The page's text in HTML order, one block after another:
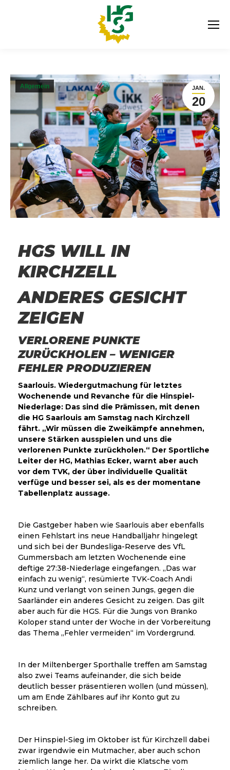
JAN.
20
Allgemein
HGS WILL IN
KIRCHZELL
ANDERES GESICHT
ZEIGEN
VERLORENE PUNKTE
ZURÜCKHOLEN – WENIGER
FEHLER PRODUZIEREN
Saarlouis. Wiedergutmachung für letztes
Wochenende und Revanche für die Hinspiel-
Niederlage: Das sind die Prämissen, mit denen
die HG Saarlouis am Samstag nach Kirchzell
fährt. „Wir müssen die Zweikämpfe annehmen,
unsere Stärken ausspielen und uns die
verlorenen Punkte zurückholen.“ Der Sportliche
Leiter der HG, Mathias Ecker, warnt aber auch
vor dem TVK, der über individuelle Qualität
verfüge und besser sei, als es der momentane
Tabellenplatz aussage.
Die Gastgeber haben wie Saarlouis aber ebenfalls
einen Fehlstart ins neue Handballjahr hingelegt
und sich bei der Bundesliga-Reserve des VfL
Gummersbach am letzten Wochenende eine
deftige 27:38-Niederlage eingefangen. „Das war
einfach zu wenig“, resümierte TVK-Coach Andi
Kunz und verlangt von seinen Jungs, gegen die
Saarländer ein anderes Gesicht zu zeigen. Das gilt
aber auch für die HGS. Für die Jungs von Branko
Koloper stand unter der Woche in der Vorbereitung
das Thema „Fehler vermeiden“ im Vordergrund.
In der Miltenberger Sporthalle treffen am Samstag
also zwei Teams aufeinander, die sich beide
deutlich besser präsentieren wollen (und müssen),
um am Ende Zählbares auf ihr Konto gut zu
schreiben.
Der Hinspiel-Sieg im Oktober ist für Kirchzell dabei
zwar irgendwie ein Mutmacher, aber auch schon
ziemlich lange her. Da wirkt die Klatsche vom